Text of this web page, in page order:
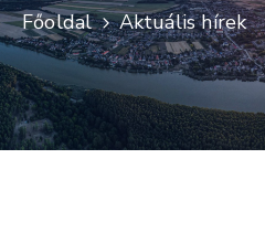
Fadd
Nagyközség
Turisztika
Választási
Főoldal Aktuális hírek